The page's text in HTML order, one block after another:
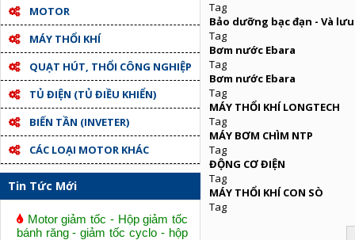
MOTOR
MÁY THỔI KHÍ
QUẠT HÚT, THỔI CÔNG NGHIỆP
TỦ ĐIỆN (TỦ ĐIỀU KHIỂN)
BIẾN TẦN (INVETER)
CÁC LOẠI MOTOR KHÁC
Tin Tức Mới
Motor giảm tốc - Hộp giảm tốc
bánh răng - giảm tốc cyclo - hộp
Tag
Bảo dưỡng bạc đạn - Và
Tag
Bơm nước Ebara
Tag
Bơm nước Ebara
Tag
MÁY THỔI KHÍ LONGTECH
Tag
MÁY BƠM CHÌM NTP
Tag
ĐỘNG CƠ ĐIỆN
Tag
MÁY THỔI KHÍ CON SÒ
Tag